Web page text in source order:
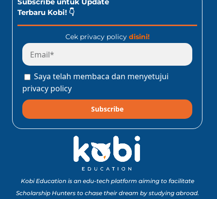
Terbaru Kobi! 👇
Cek privacy policy disini!
Saya telah membaca dan menyetujui
privacy policy
Subscribe
Kobi Education is an edu-tech platform aiming to facilitate
Scholarship Hunters to chase their dream by studying abroad.